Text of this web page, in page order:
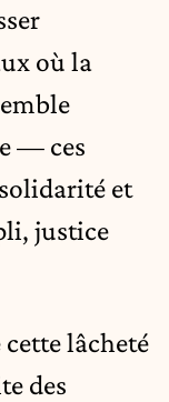
où la
— ces
et
justice
lâcheté
des